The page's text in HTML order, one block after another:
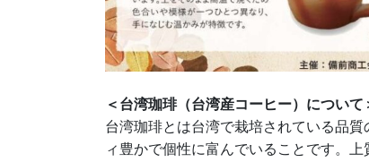
＜台湾珈琲（台湾産コーヒー）について
台湾珈琲とは台湾で栽培されている品
ィ豊かで個性に富んでいることです。